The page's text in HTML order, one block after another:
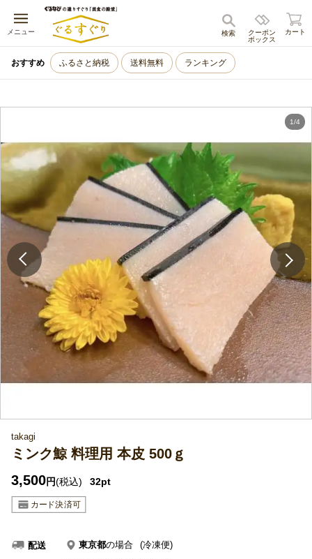
メニュー
キャンセル
クーポン
ボックス
検索 カート
おすすめ ふるさと納税 送料無料 ランキング
1/4
takagi
ミンク鯨 料理用 本皮 500ｇ
3,500円(税込) 32pt
配送 東京都の場合
(冷凍便)